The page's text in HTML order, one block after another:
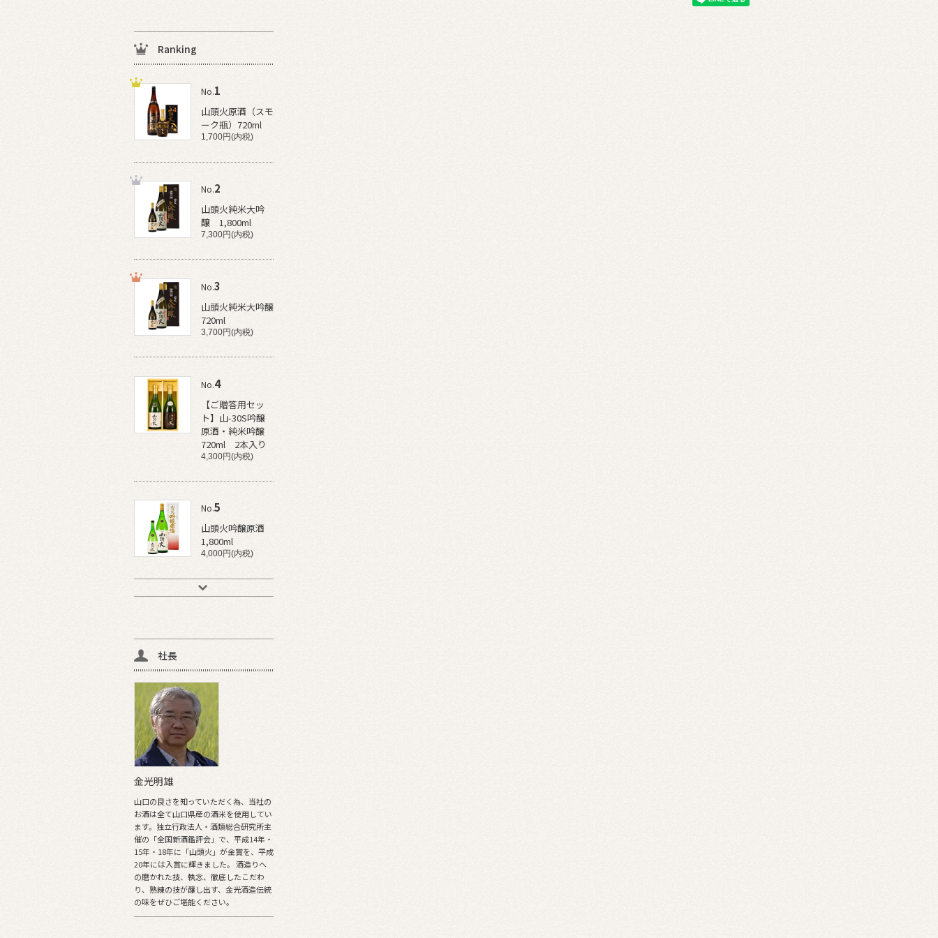
Ranking
No.1
山頭火原酒（スモ
ーク瓶）720ml
1,700円(内税)
No.2
山頭火純米大吟
醸 1,800ml
7,300円(内税)
No.3
山頭火純米大吟醸
720ml
3,700円(内税)
No.4
【ご贈答用セッ
ト】山-30S吟醸
原酒・純米吟醸
720ml 2本入り
4,300円(内税)
No.5
山頭火吟醸原酒
1,800ml
4,000円(内税)
社長
金光明雄
山口の良さを知っていただく為、当社の
お酒は全て山口県産の酒米を使用してい
ます。独立行政法人・酒類総合研究所主
催の「全国新酒鑑評会」で、平成14年・
15年・18年に「山頭火」が金賞を、平成
20年には入賞に輝きました。 酒造りへ
の磨かれた技、執念、徹底したこだわ
り、熟練の技が醸し出す、金光酒造伝統
の味をぜひご堪能ください。